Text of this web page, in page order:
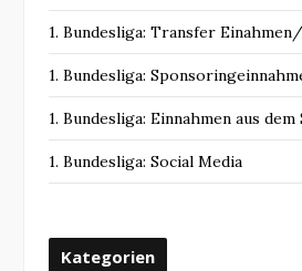
1. Bundesliga: Transfer
1. Bundesliga:
1. Bundesliga: Einnahmen aus
1. Bundesliga: Social Media
Kategorien